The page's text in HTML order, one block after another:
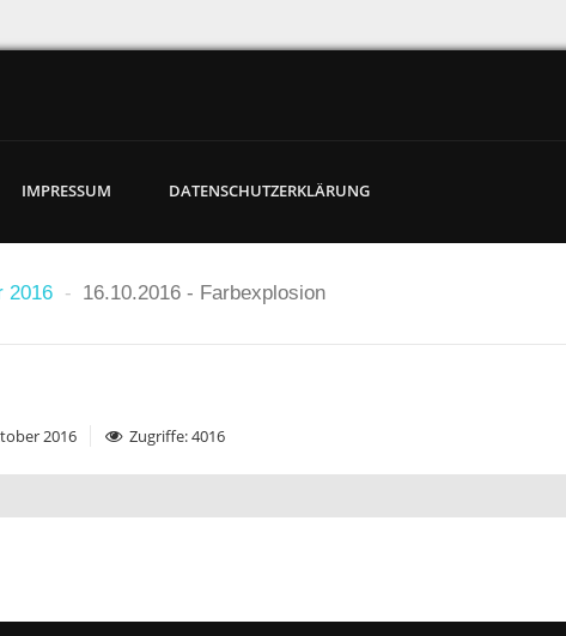
IMPRESSUM DATENSCHUTZERKLÄRUNG
2016 - 16.10.2016 - Farbexplosion
2016 Zugriffe: 4016